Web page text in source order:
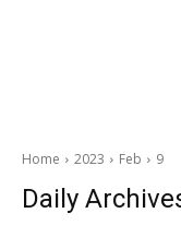
Home 2023 Feb 9
Daily